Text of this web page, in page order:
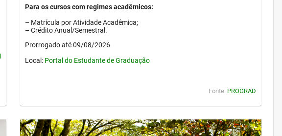
Para os cursos com regimes acadêmicos:
– Matrícula por Atividade Acadêmica;
– Crédito Anual/Semestral.
Prorrogado até 09/08/2026
Local: Portal do Estudante de Graduação
Fonte: PROGRAD